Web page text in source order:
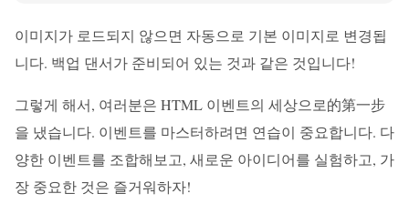
이미지가 로드되지 않으면 자동으로 기본 이미지로 변경됩
니다. 백업 댄서가 준비되어 있는 것과 같은 것입니다!
그렇게 해서, 여러분은 HTML 이벤트의 세상으로的第一步
을 냈습니다. 이벤트를 마스터하려면 연습이 중요합니다. 다
양한 이벤트를 조합해보고, 새로운 아이디어를 실험하고, 가
장 중요한 것은 즐거워하자!